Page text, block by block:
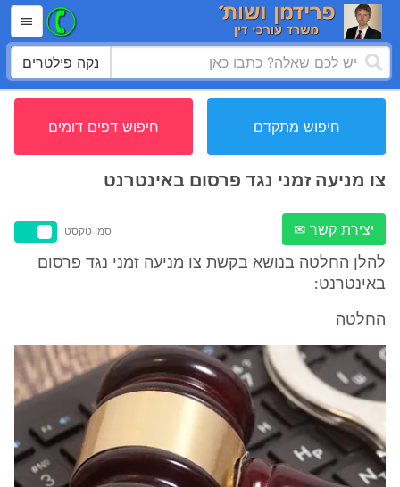
נקה פילטרים
חיפוש מתקדם חיפוש דפים דומים
צו מניעה זמני נגד פרסום באינטרנט
יצירת קשר ✉ סמן טקסט
להלן החלטה בנושא בקשת צו מניעה זמני נגד פרסום
באינטרנט:
החלטה